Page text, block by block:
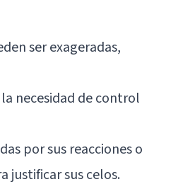
ser exageradas,
necesidad de control
por sus reacciones o
justificar sus celos.